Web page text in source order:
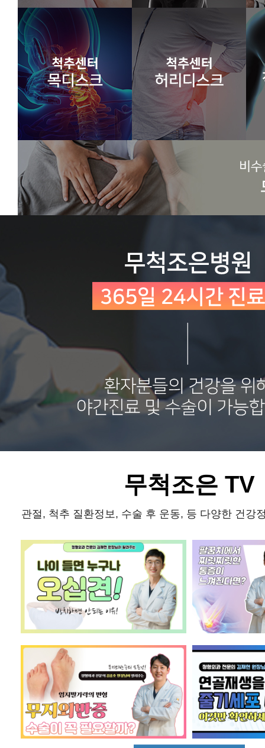
무척조은 TV
관절, 척추 질환정보, 수술 후 운동, 등 다양한 건강